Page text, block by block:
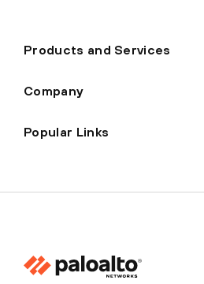
Products and Services
Company
Popular Links